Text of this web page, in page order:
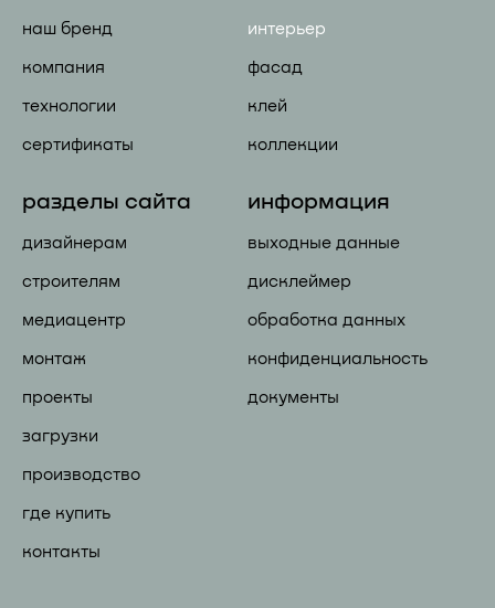
наш бренд
компания
технологии
сертификаты
интерьер
фасад
клей
коллекции
разделы сайта
дизайнерам
строителям
медиацентр
монтаж
проекты
загрузки
производство
где купить
контакты
информация
выходные данные
дисклеймер
обработка данных
конфиденциальность
документы